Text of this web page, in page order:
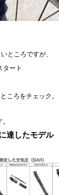
ところですが、
タート
ころをチェック。
達したモデル